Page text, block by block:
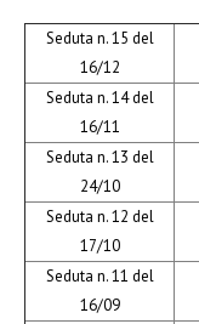
Seduta n. 15 del
16/12
Seduta n. 14 del
16/11
Seduta n. 13 del
24/10
Seduta n. 12 del
17/10
Seduta n. 11 del
16/09